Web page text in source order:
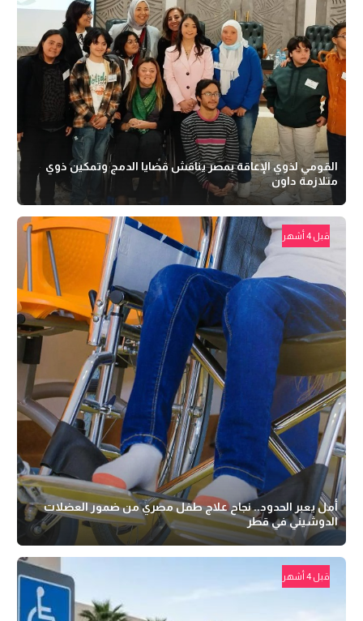
القومي لذوي الإعاقة بمصر يناقش قضايا الدمج وتمكين ذوي
متلازمة داون
قبل 4 أشهر
أمل يعبر الحدود.. نجاح علاج طفل مصري من ضمور العضلات
الدوشيني في قطر
قبل 4 أشهر